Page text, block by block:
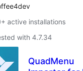
active installations
with 4.7.34
QuadMenu